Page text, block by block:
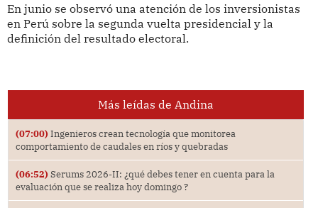
En junio se observó una atención de los inversionistas
en Perú sobre la segunda vuelta presidencial y la
definición del resultado electoral.
Más leídas de Andina
(07:00) Ingenieros crean tecnología que monitorea
comportamiento de caudales en ríos y quebradas
(06:52) Serums 2026-II: ¿qué debes tener en cuenta para la
evaluación que se realiza hoy domingo ?